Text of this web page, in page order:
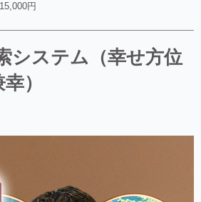
円
システム（幸せ方位
）